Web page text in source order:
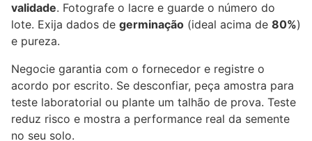
validade. Fotografe o lacre e guarde o número do
lote. Exija dados de germinação (ideal acima de 80%)
e pureza.
Negocie garantia com o fornecedor e registre o
acordo por escrito. Se desconfiar, peça amostra para
teste laboratorial ou plante um talhão de prova. Teste
reduz risco e mostra a performance real da semente
no seu solo.